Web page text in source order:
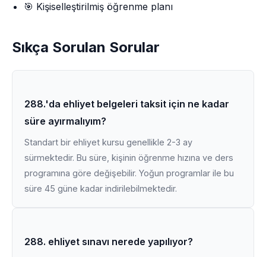
🎯 Kişiselleştirilmiş öğrenme planı
Sıkça Sorulan Sorular
288.'da ehliyet belgeleri taksit için ne kadar
süre ayırmalıyım?
Standart bir ehliyet kursu genellikle 2-3 ay
sürmektedir. Bu süre, kişinin öğrenme hızına ve ders
programına göre değişebilir. Yoğun programlar ile bu
süre 45 güne kadar indirilebilmektedir.
288. ehliyet sınavı nerede yapılıyor?